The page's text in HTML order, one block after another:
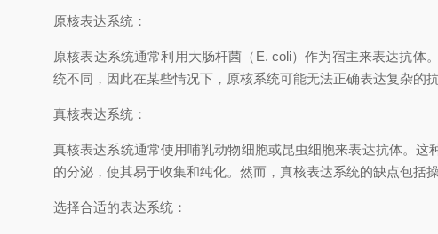
原核表达系统：
原核表达系统通常利用大肠杆菌（ E. coli）作为宿主来表达抗体
统不同，因此在某些情况下，原核系统可能无法正确表达复杂的抗
真核表达系统：
真核表达系统通常使用哺乳动物细胞或昆虫细胞来表达抗体。
的分泌，使其易于收集和纯化。然而，真核表达系统的缺点包括
选择合适的表达系统：